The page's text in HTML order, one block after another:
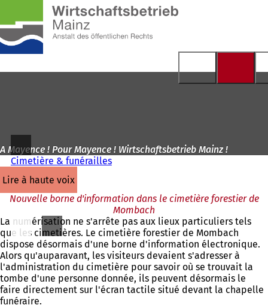
Accéder au contenu
page
d'accueil
A Mayence ! Pour Mayence ! Wirtschaftsbetrieb Mainz !
Cimetière & funérailles
lire à haute voix
Nouvelle borne d'information dans le cimetière forestier de
Mombach
La numérisation ne s'arrête pas aux lieux particuliers tels
que les cimetières. Le cimetière forestier de Mombach
dispose désormais d'une borne d'information électronique.
Alors qu'auparavant, les visiteurs devaient s'adresser à
l'administration du cimetière pour savoir où se trouvait la
tombe d'une personne donnée, ils peuvent désormais le
faire directement sur l'écran tactile situé devant la chapelle
funéraire.